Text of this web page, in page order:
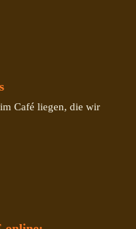
Café liegen, die wir